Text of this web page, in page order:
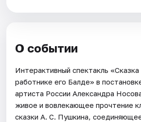
О событии
Интерактивный спектакль «Сказка
работнике его Балде» в
артиста России Александра
живое и вовлекающее прочтение
сказки А. С. Пушкина,